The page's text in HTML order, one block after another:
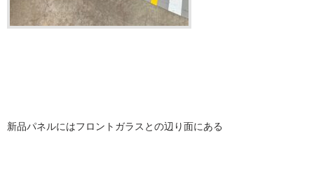
新品パネルにはフロントガラスとの辺り面にある